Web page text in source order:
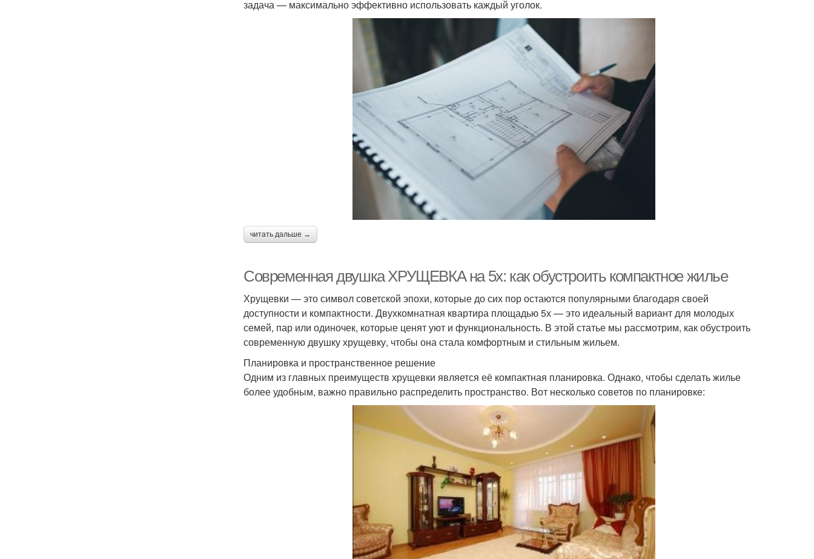
задача — максимально эффективно использовать каждый уголок.
читать дальше →
Современная двушка ХРУЩЕВКА на 5х: как обустроить компактное жилье
Хрущевки — это символ советской эпохи, которые до сих пор остаются популярными благодаря своей
доступности и компактности. Двухкомнатная квартира площадью 5х — это идеальный вариант для молодых
семей, пар или одиночек, которые ценят уют и функциональность. В этой статье мы рассмотрим, как обустроить
современную двушку хрущевку, чтобы она стала комфортным и стильным жильем.
Планировка и пространственное решение
Одним из главных преимуществ хрущевки является её компактная планировка. Однако, чтобы сделать жилье
более удобным, важно правильно распределить пространство. Вот несколько советов по планировке: